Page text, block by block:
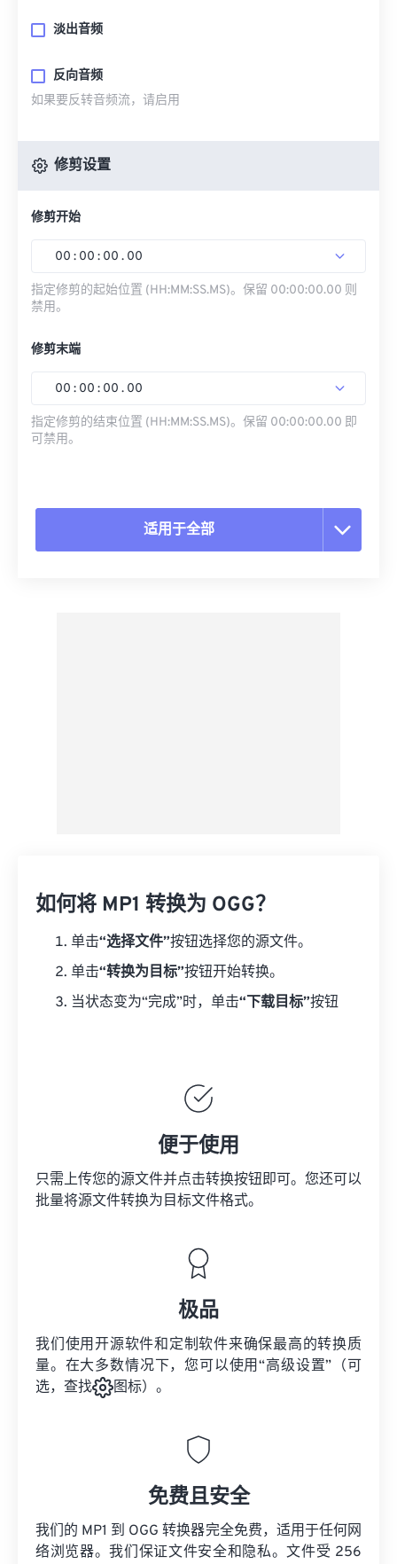
淡出音频
反向音频
如果要反转音频流，请启用
修剪设置
修剪开始
00 : 00 : 00 . 00
指定修剪的起始位置 (HH:MM:SS.MS)。保留 00:00:00.00 则
禁用。
修剪末端
00 : 00 : 00 . 00
指定修剪的结束位置 (HH:MM:SS.MS)。保留 00:00:00.00 即
可禁用。
适用于全部
如何将 MP1 转换为 OGG？
单击“选择文件”按钮选择您的源文件。
单击“转换为目标”按钮开始转换。
当状态变为“完成”时，单击“下载目标”按钮
便于使用
只需上传您的源文件并点击转换按钮即可。您还可以
批量将源文件转换为目标文件格式。
极品
我们使用开源软件和定制软件来确保最高的转换质
量。在大多数情况下，您可以使用“高级设置”（可
选，查找
图标）。
免费且安全
我们的 MP1 到 OGG 转换器完全免费，适用于任何网
络浏览器。我们保证文件安全和隐私。文件受 256